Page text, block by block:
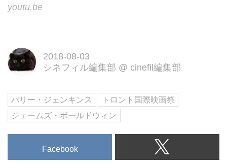
youtu.be
2018-08-03
シネフィル編集部 @ cinefil編集部
バリー・ジェンキンス
トロント国際映画祭
ジェームズ・ボールドウィン
Facebook